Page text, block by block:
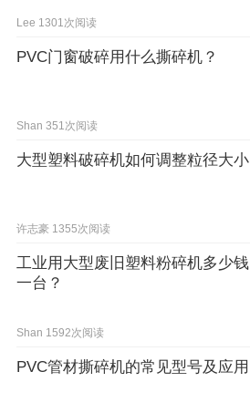
Lee 1301次阅读
PVC门窗破碎用什么撕碎机？
Shan 351次阅读
大型塑料破碎机如何调整粒径大小
许志豪 1355次阅读
工业用大型废旧塑料粉碎机多少钱
一台？
Shan 1592次阅读
PVC管材撕碎机的常见型号及应用